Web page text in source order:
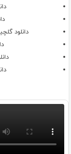
دانلود